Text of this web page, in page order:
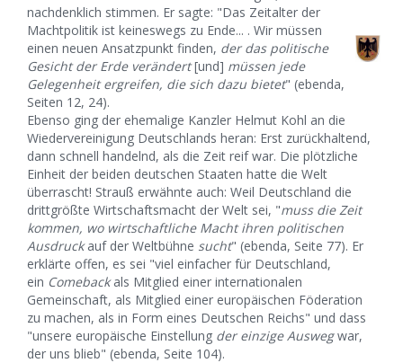
nachdenklich stimmen. Er sagte: "Das Zeitalter der
Machtpolitik ist keineswegs zu Ende... . Wir müssen
einen neuen Ansatzpunkt finden, der das politische
Gesicht der Erde verändert[und] müssen jede
Gelegenheit ergreifen, die sich dazu bietet" (ebenda,
Seiten 12, 24).
Ebenso ging der ehemalige Kanzler Helmut Kohl an die
Wiedervereinigung Deutschlands heran: Erst zurückhaltend,
dann schnell handelnd, als die Zeit reif war. Die plötzliche
Einheit der beiden deutschen Staaten hatte die Welt
überrascht! Strauß erwähnte auch: Weil Deutschland die
drittgrößte Wirtschaftsmacht der Welt sei, "muss die Zeit
kommen, wo wirtschaftliche Macht ihren politischen
Ausdruckauf der Weltbühne sucht" (ebenda, Seite 77). Er
erklärte offen, es sei "viel einfacher für Deutschland,
ein Comebackals Mitglied einer internationalen
Gemeinschaft, als Mitglied einer europäischen Föderation
zu machen, als in Form eines Deutschen Reichs" und dass
"unsere europäische Einstellung der einzige Auswegwar,
der uns blieb" (ebenda, Seite 104).